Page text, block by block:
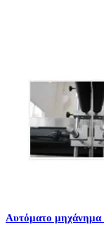
Αυτόματο μηχάνημα